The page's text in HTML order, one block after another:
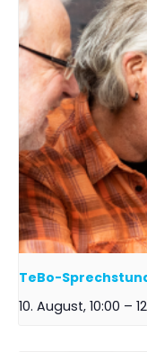
TeBo-
10. August, 10:00 –